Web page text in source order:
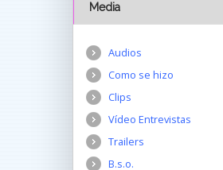
Media
Audios
Como se hizo
Clips
Vídeo Entrevistas
Trailers
B.s.o.